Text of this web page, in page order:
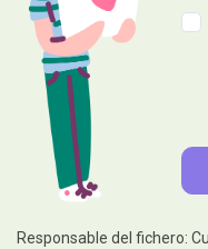
Responsable del fichero: